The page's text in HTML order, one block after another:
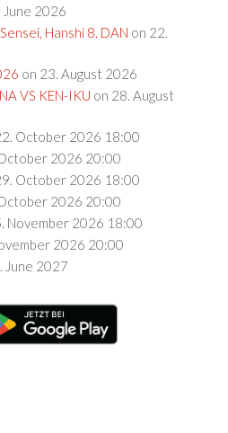
June 2026
Hanshi 8. DAN on 22.
on 23. August 2026
VS KEN-IKU on 28. August
October 2026 18:00
2026 20:00
October 2026 18:00
2026 20:00
November 2026 18:00
2026 20:00
June 2027